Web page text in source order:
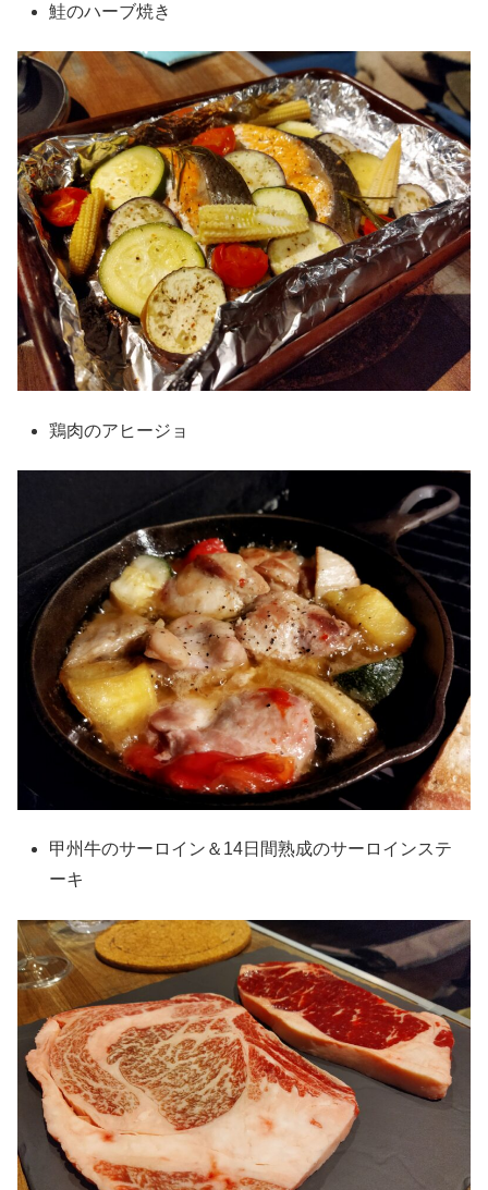
鮭のハーブ焼き
鶏肉のアヒージョ
甲州牛のサーロイン＆14日間熟成のサーロインステ
ーキ